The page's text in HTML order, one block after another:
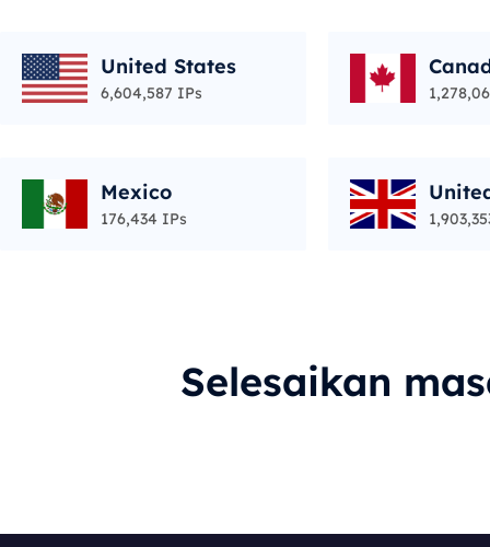
United States
6,604,587 IPs
Mexico
176,434 IPs
Selesaikan